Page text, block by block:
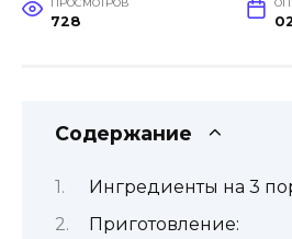
ПРОСМОТРОВ
728
Содержание
Ингредиенты на 3
Приготовление: